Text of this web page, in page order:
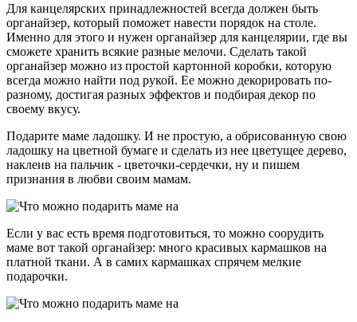
Для канцелярских принадлежностей всегда должен быть
органайзер, который поможет навести порядок на столе.
Именно для этого и нужен органайзер для канцелярии, где вы
сможете хранить всякие разные мелочи. Сделать такой
органайзер можно из простой картонной коробки, которую
всегда можно найти под рукой. Ее можно декорировать по-
разному, достигая разных эффектов и подбирая декор по
своему вкусу.
Подарите маме ладошку. И не простую, а обрисованную свою
ладошку на цветной бумаге и сделать из нее цветущее дерево,
наклеив на пальчик - цветочки-сердечки, ну и пишем
признания в любви своим мамам.
Если у вас есть время подготовиться, то можно соорудить
маме вот такой органайзер: много красивых кармашков на
платной ткани. А в самих кармашках спрячем мелкие
подарочки.